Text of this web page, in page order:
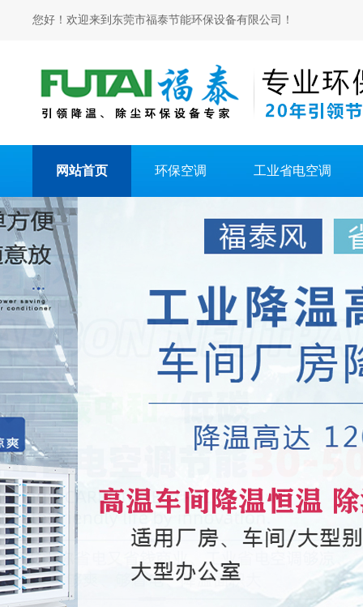
您好！欢迎来到东莞市福泰节能环保设备有限公司！
网站首页 环保空调 工业省电空调